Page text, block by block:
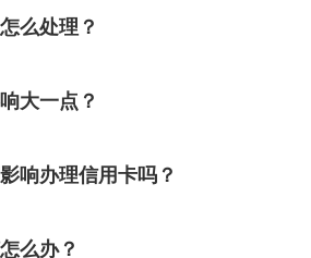
么处理？
大一点？
响办理信用卡吗？
么办？